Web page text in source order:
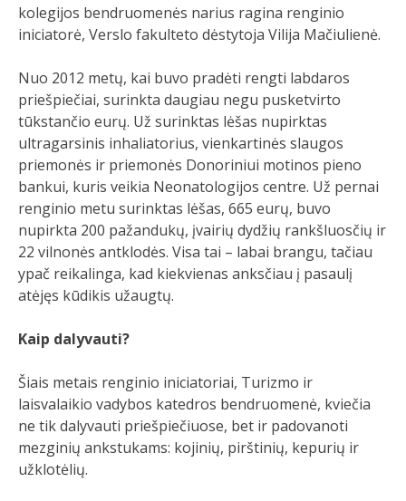
kolegijos bendruomenės narius ragina renginio
iniciatorė, Verslo fakulteto dėstytoja Vilija Mačiulienė.
Nuo 2012 metų, kai buvo pradėti rengti labdaros
priešpiečiai, surinkta daugiau negu pusketvirto
tūkstančio eurų. Už surinktas lėšas nupirktas
ultragarsinis inhaliatorius, vienkartinės slaugos
priemonės ir priemonės Donoriniui motinos pieno
bankui, kuris veikia Neonatologijos centre. Už pernai
renginio metu surinktas lėšas, 665 eurų, buvo
nupirkta 200 pažandukų, įvairių dydžių rankšluosčių ir
22 vilnonės antklodės. Visa tai – labai brangu, tačiau
ypač reikalinga, kad kiekvienas anksčiau į pasaulį
atėjęs kūdikis užaugtų.
Kaip dalyvauti?
Šiais metais renginio iniciatoriai, Turizmo ir
laisvalaikio vadybos katedros bendruomenė, kviečia
ne tik dalyvauti priešpiečiuose, bet ir padovanoti
mezginių ankstukams: kojinių, pirštinių, kepurių ir
užklotėlių.